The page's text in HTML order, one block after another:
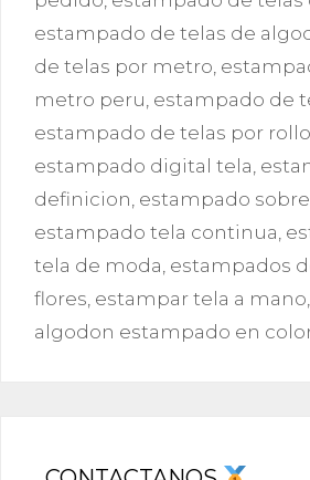
estampado de telas de
de telas por metro
metro peru estampado de
estampado de telas por
estampado digital tela
definicion estampado
estampado tela continua
tela de moda estampados
flores estampar tela a mano
algodon estampado en